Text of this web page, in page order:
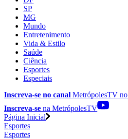
SP
MG
Mundo
Entretenimento
Vida & Estilo
Saúde
Ciência
Esportes
Especiais
Inscreva-se no canal MetrópolesTV no
Inscreva-se na MetrópolesTV
Página Inicial
Esportes
Esportes